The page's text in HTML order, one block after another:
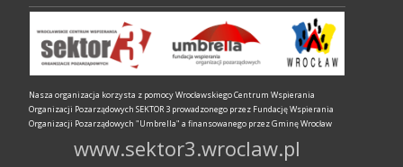
Nasza organizacja korzysta z pomocy Wrocławskiego Centrum Wspierania
Organizacji Pozarządowych SEKTOR 3 prowadzonego przez Fundację Wspierania
Organizacji Pozarządowych "Umbrella" a finansowanego przez Gminę Wrocław
www.sektor3.wroclaw.pl